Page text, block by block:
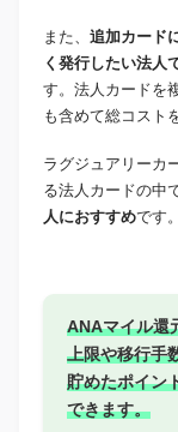
また、 追加カード
く発行したい法人
す。法人カードを
も含めて総コスト
ラグジュアリーカ
る法人カードの中
人におすすめです。
ANAマイル還
上限や移行手
貯めたポイン
できます。